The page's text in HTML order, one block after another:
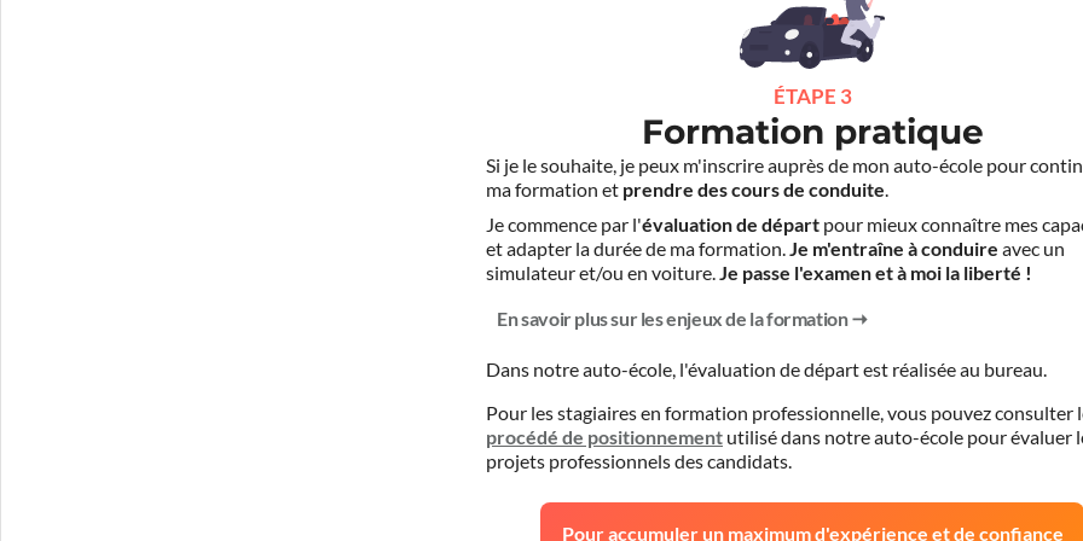
ÉTAPE 3
Formation pratique
Si je le souhaite, je peux m'inscrire auprès de mon auto-école pour
ma formation et prendre des cours de conduite.
Je commence par l'évaluation de départ pour mieux connaître mes
et adapter la durée de ma formation.Je m'entraîne à conduire avec un
simulateur et/ou en voiture.Je passe l'examen et à moi la liberté !
En savoir plus sur les enjeux de la formation
Dans notre auto-école, l'évaluation de départ est réaliséeau bureau.
Pour les stagiaires en formation professionnelle, vous pouvez consulter
procédé de positionnement utilisé dans notre auto-école pour évaluer
projets professionnels des candidats.
Pour accumuler un maximum d'expérience et de confiance